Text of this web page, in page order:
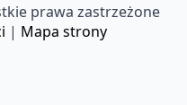
prawa zastrzeżone
| Mapa strony